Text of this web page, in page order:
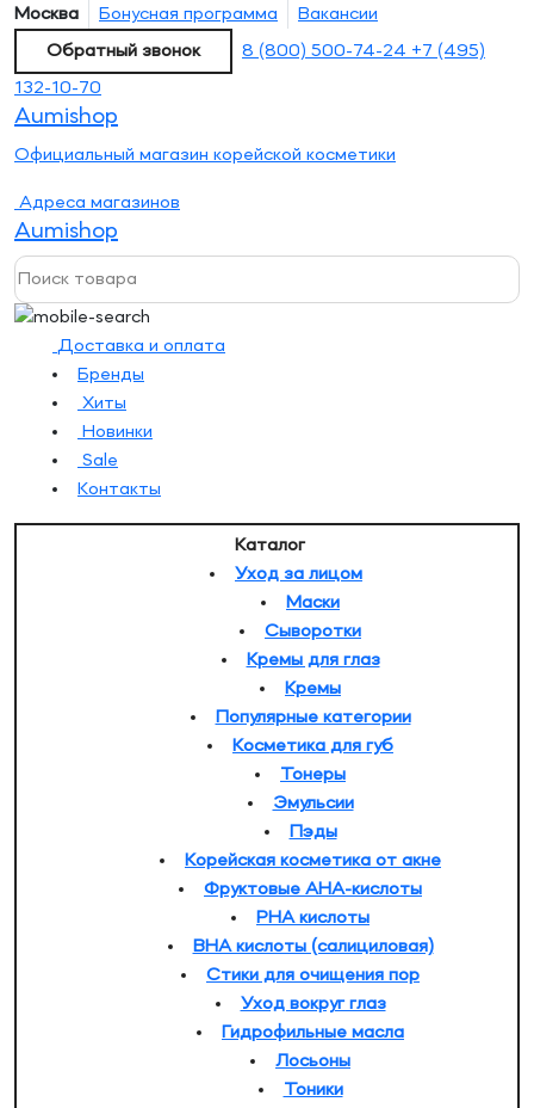
Москва Бонусная программа
Вакансии
Обратный звонок
8 (800) 500-74-24 +7 (495)
132-10-70
Aumishop
Официальный магазин корейской косметики
Адреса магазинов
Aumishop
Доставка и оплата
Бренды
Хиты
Новинки
Sale
Контакты
Каталог
Уход за лицом
Маски
Сыворотки
Кремы для глаз
Кремы
Популярные категории
Косметика для губ
Тонеры
Эмульсии
Пэды
Корейская косметика от акне
Фруктовые AHA-кислоты
PHA кислоты
BHA кислоты (салициловая)
Стики для очищения пор
Уход вокруг глаз
Гидрофильные масла
Лосьоны
Тоники